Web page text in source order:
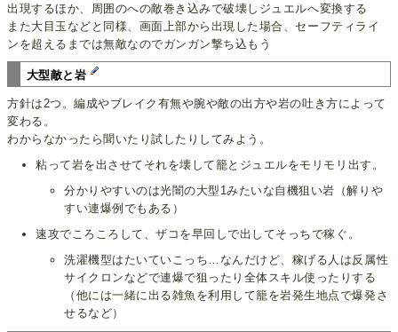
出現するほか、周囲のへの敵巻き込みで破壊しジュエルへ変換する
また大目玉などと同様、画面上部から出現した場合、セーフティライ
ンを超えるまでは無敵なのでガンガン撃ち込もう
大型敵と岩
方針は2つ。編成やブレイク有無や腕や敵の出方や岩の吐き方によって
変わる。
わからなかったら聞いたり試したりしてみよう。
粘って岩を出させてそれを壊して籠とジュエルをモリモリ出す。
分かりやすいのは光闇の大型1みたいな自機狙い岩（解りや
すい連爆例でもある）
速攻でころころして、ザコを早回しで出してそっちで稼ぐ。
洗濯機型はたいていこっち…なんだけど、稼げる人は反属性
サイクロンなどで連爆で狙ったり全体スキル使ったりする
（他には一緒に出る雑魚を利用して籠を岩発生地点で爆発さ
せるなど）